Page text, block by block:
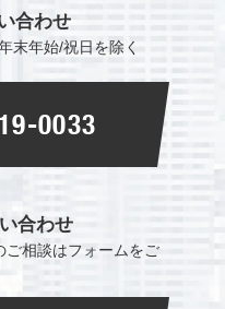
合わせ
末年始/祝日を除く
0033
合わせ
ご相談はフォームをご